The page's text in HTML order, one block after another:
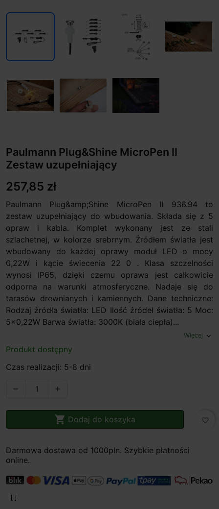
Paulmann Plug&Shine MicroPen II
Zestaw uzupełniający
257,85 zł
Paulmann Plug&amp;Shine MicroPen II 936.94 to
zestaw uzupełniający do wbudowania. Składa się z 5
opraw i kabla. Komplet wykonany jest ze stali
szlachetnej, w kolorze srebrnym. Źródłem światła jest
wbudowany do każdej oprawy moduł LED o mocy
0,22W i kącie świecenia 22 0 . Klasa szczelności
wynosi IP65, dzięki czemu oprawa jest całkowicie
odporna na warunki atmosferyczne. Nadaje się do
tarasów drewnianych i kamiennych. Dane techniczne:
Rodzaj źródła światła: LED Ilość źródeł światła: 5 Moc:
5x0,22W Barwa światła: 3000K (biała ciepła)...
Więcej expand_more
Produkt dostępny
Czas realizacji: 5-8 dni
 
 Dodaj do koszyka favorite_border
Darmowa dostawa od 1000pln. Szybkie płatności
online.